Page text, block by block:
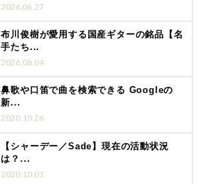
2026.06.27
布川俊樹が愛用する国産ギターの銘品【名
手たち...
2026.08.04
鼻歌や口笛で曲を検索できる Googleの
新...
2020.10.26
【シャーデー／Sade】現在の活動状況
は？...
2020.10.01